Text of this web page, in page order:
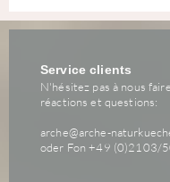
Service clients
N'hésitez pas à nous
réactions et questions:
arche@arche-
oder Fon +49 (0)2103/